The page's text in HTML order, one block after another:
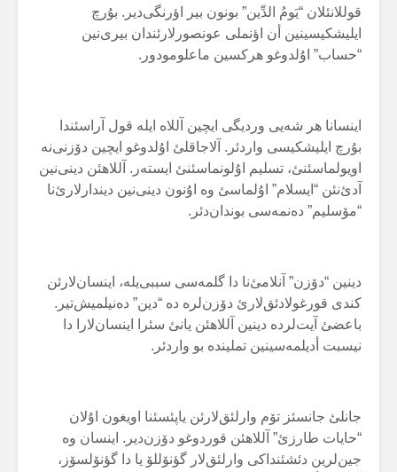
قوللانئلان “یَومُ الدِّین” بونون بیر اؤرنگی‌دیر. بۇرچ
ایلیشکیسینین أن اؤنملی عونصورلارئندان بیری‌نین
“حساب” اۇلدوغو هرکسین ماعلومودور.
اینسانا هر شەیی وردیگی ایچین آللاە ایلە قول آراسئندا
بۇرچ ایلیشکیسی واردئر. آلاجاقلئ اۇلدوغو ایچین دۆزنی‌نە
اویولماسئنئ، تسلیم اۇلونماسئنئ ایستەر. آللاهئن دینی‌نین
آدئ‌نئن “ایسلام” اۇلماسئ وە اۇنون دینی‌نین دیندارلارئ‌نا
“مۆسلیم” دەنمەسی بوندان‌دئر.
دینین “دۆزن” آنلامئ‌نا دا گلمەسی سببی‌یلە، اینسان‌لارئن
کندی قورغولادئق‌لارئ دۆزن‌لرە دە “دین” دەنیلمیش‌تیر.
باعضئ آیت‌لردە دینین آللاهئن یانئ سئرا اینسان‌لارا دا
نیسبت أدیلمەسینین تملیندە بو واردئر.
جانلئ جانسئز تۆم وارلئق‌لارئن یاپئسئنا اویغون اۇلان
“حایات طارزئ” آللاهئن قوردوغو دۆزن‌دیر. اینسان وە
جین‌لرین دئشئنداکی وارلئق‌لار گؤنۆللۆ یا دا گؤنۆلسۆز،